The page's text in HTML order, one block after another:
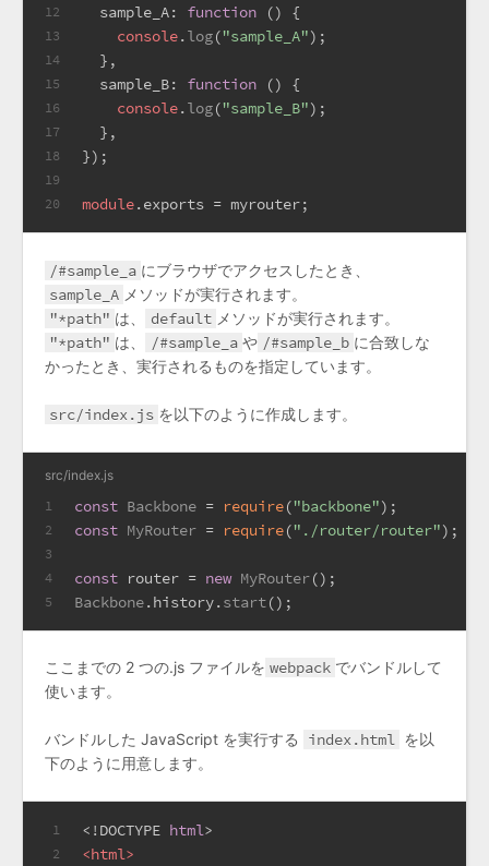
12
13
14
15
16
17
18
19
20
sample_A: function () {
console.log("sample_A");
  },
sample_B: function () {
console.log("sample_B");
  },
});
module.exports = myrouter;
/#sample_a にブラウザでアクセスしたとき、
sample_A メソッドが実行されます。
"*path" は、 default メソッドが実行されます。
"*path" は、 /#sample_a や /#sample_b に合致しな
かったとき、実行されるものを指定しています。
src/index.js を以下のように作成します。
src/index.js
1
2
3
4
5
const Backbone = require("backbone");
const MyRouter = require("./router/router");
const router = new MyRouter();
Backbone.history.start();
ここまでの 2 つの.js ファイルを webpack でバンドルして
使います。
バンドルした JavaScript を実行する index.html を以
下のように用意します。
1
2
<!DOCTYPE html>
<html>